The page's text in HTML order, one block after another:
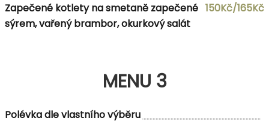
Zapečené kotlety na smetaně zapečené
sýrem, vařený brambor, okurkový salát
150Kč/165Kč
MENU 3
Polévka dle vlastního výběru